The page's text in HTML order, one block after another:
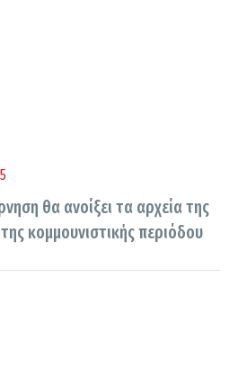
θα ανοίξει τα αρχεία της
κομμουνιστικής περιόδου